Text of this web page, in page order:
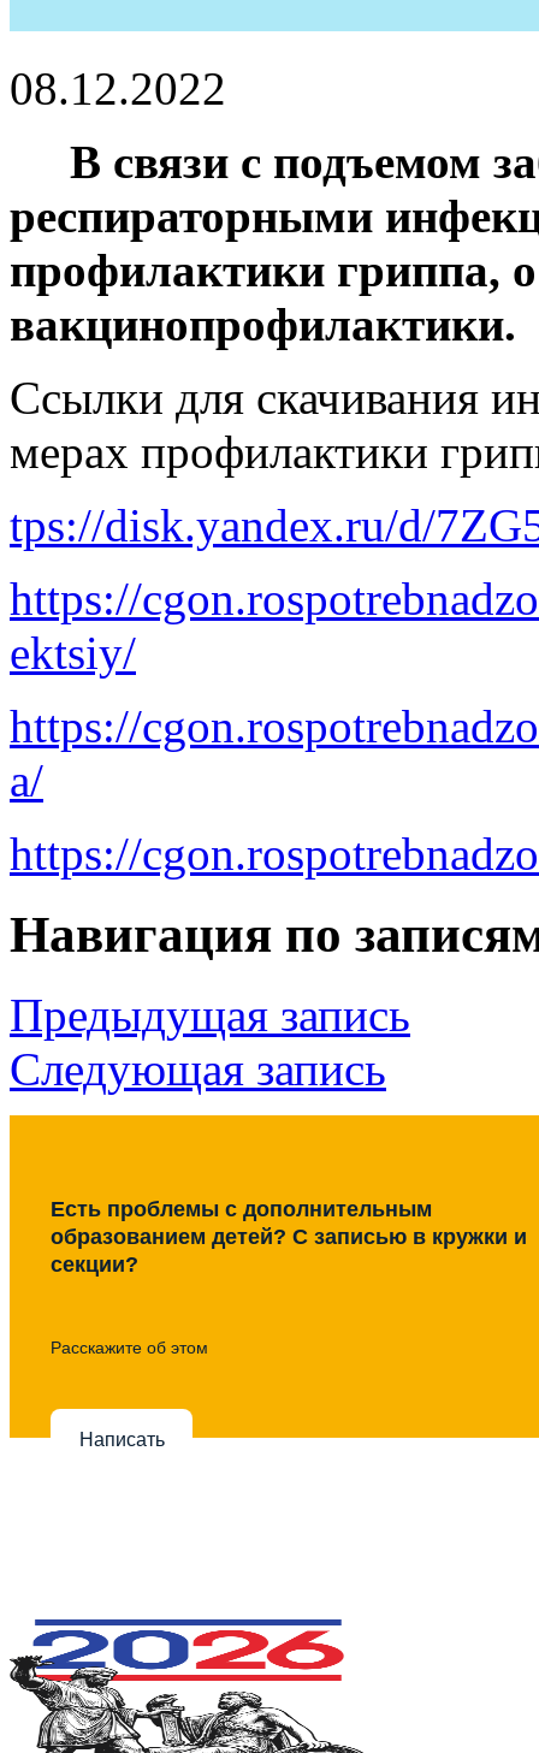
08.12.2022
В связи с подъемом
респираторными
профилактики гриппа,
вакцинопрофилактики.
Ссылки для скачивания
мерах профилактики
tps://disk.yandex.ru/d/
https://
ektsiy/
https://
a/
https://
Навигация по
Предыдущая запись
Следующая запись
Есть проблемы с дополнительным
образованием детей? С записью в кружки и
секции?
Расскажите об этом
Написать